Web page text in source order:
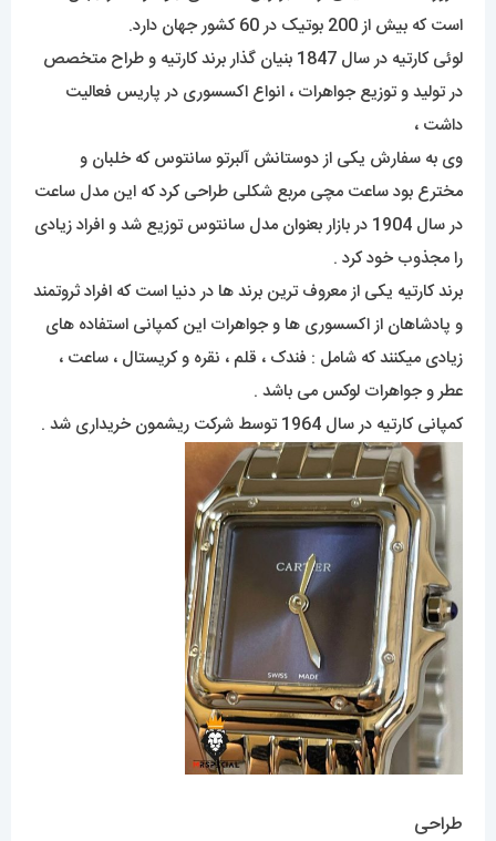
است که بیش از 200 بوتیک در 60 کشور جهان دارد.
لوئی کارتیه در سال 1847 بنیان گذار برند کارتیه و طراح متخصص
در تولید و توزیع جواهرات ، انواع اکسسوری در پاریس فعالیت
داشت ،
وی به سفارش یکی از دوستانش آلبرتو سانتوس که خلبان و
مخترع بود ساعت مچی مربع شکلی طراحی کرد که این مدل ساعت
در سال 1904 در بازار بعنوان مدل سانتوس توزیع شد و افراد زیادی
را مجذوب خود کرد .
برند کارتیه یکی از معروف ترین برند ها در دنیا است که افراد ثروتمند
و پادشاهان از اکسسوری ها و جواهرات این کمپانی استفاده های
زیادی میکنند که شامل : فندک ، قلم ، نقره و کریستال ، ساعت ،
عطر و جواهرات لوکس می باشد .
کمپانی کارتیه در سال 1964 توسط شرکت ریشمون خریداری شد .
طراحی